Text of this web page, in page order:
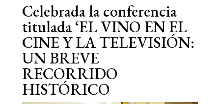
Celebrada la conferencia
titulada ‘EL VINO EN EL
CINE Y LA TELEVISIÓN:
UN BREVE
RECORRIDO
HISTÓRICO